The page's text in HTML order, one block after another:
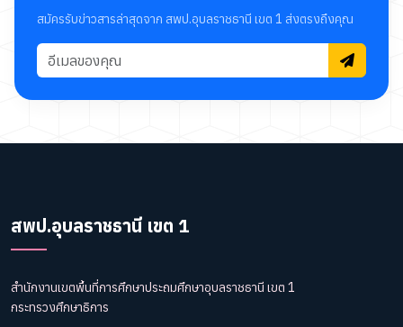
สมัครรับข่าวสารล่าสุดจาก สพป.อุบลราชธานี เขต 1 ส่งตรงถึงคุณ
สพป.อุบลราชธานี เขต 1
สำนักงานเขตพื้นที่การศึกษาประถมศึกษาอุบลราชธานี เขต 1
กระทรวงศึกษาธิการ